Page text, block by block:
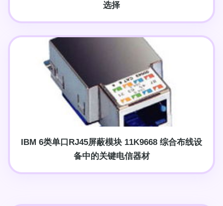
选择
IBM 6类单口RJ45屏蔽模块 11K9668 综合布线设
备中的关键电信器材